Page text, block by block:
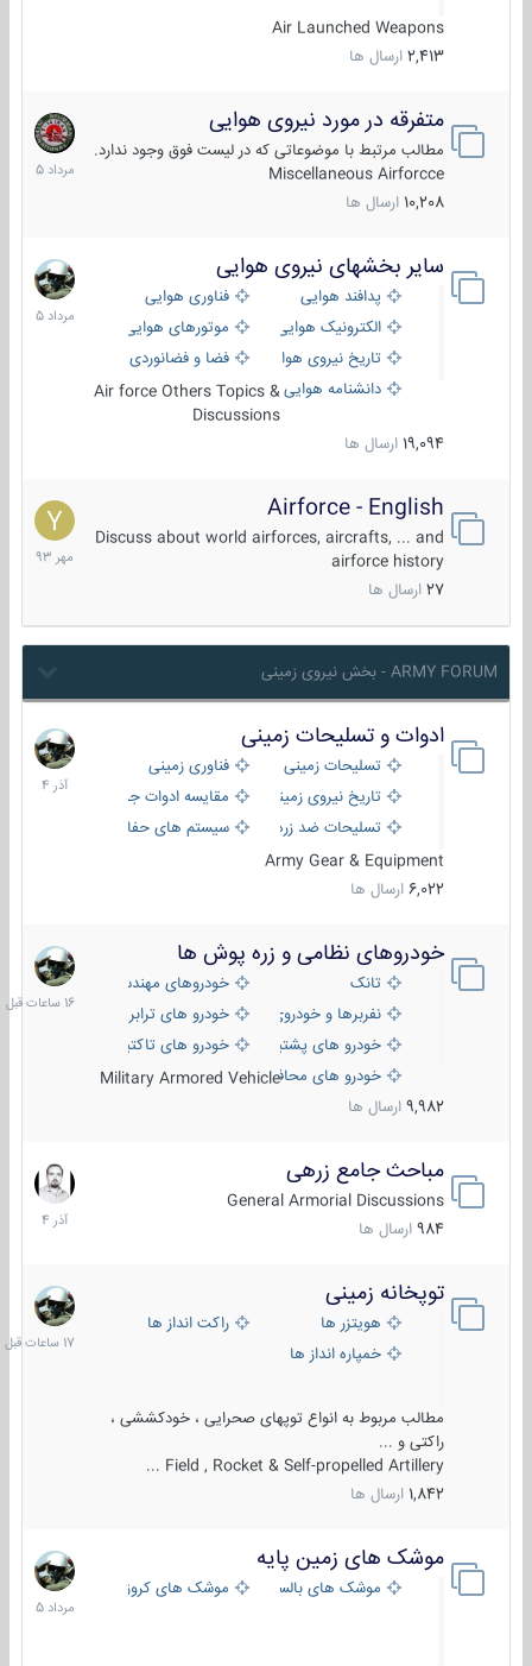
Air Launched Weapons
2,413 ارسال ها
متفرقه در مورد نیروی هوایی
مطالب مرتبط با موضوعاتی که در لیست فوق وجود ندارد.
Miscellaneous Airforcce
10,208 ارسال ها
7
مرداد
1405
سایر بخشهای نیروی هوایی
پدافند هوایی
فناوری هوایی
الکترونیک هوایی
موتورهای هوایی
تاریخ نیروی هوایی
فضا و فضانوردی
دانشنامه هواییAir force Others Topics &
Discussions
19,094 ارسال ها
2
مرداد
1405
Airforce - English
Discuss about world airforces, aircrafts, ... and
airforce history
27 ارسال ها
15
مهر
1393
ARMY FORUM - بخش نیروی زمینی
ادوات و تسلیحات زمینی
تسلیحات زمینی
فناوری زمینی
تاریخ نیروی زمینی
مقایسه ادوات جنگی
تسلیحات ضد زره
سیستم های حفاظت فعال
Army Gear & Equipment
6,022 ارسال ها
21
آذر
1404
خودروهای نظامی و زره پوش ها
تانک
خودروهای مهندسی
نفربرها و خودروی های رزمی پیاده نظام
خودرو های ترابری نظامی
خودرو های پشتیبانی آتش ، شناسایی و ضد تانک
خودرو های تاکتیکی نظامی
خودرو های محافظت شدهMilitary Armored Vehicle
9,982 ارسال ها
16
ساعات
قبل
مباحث جامع زرهی
General Armorial Discussions
984 ارسال ها
7
آذر
1404
توپخانه زمینی
هویتزر ها
راکت انداز ها
خمپاره انداز ها
مطالب مربوط به انواع توپهای صحرایی ، خودکششی ،
راکتی و ...
Field , Rocket & Self-propelled Artillery ...
1,842 ارسال ها
17
ساعات
قبل
موشک های زمین پایه
موشک های بالستیک موشک های کروز
2
مرداد
1405